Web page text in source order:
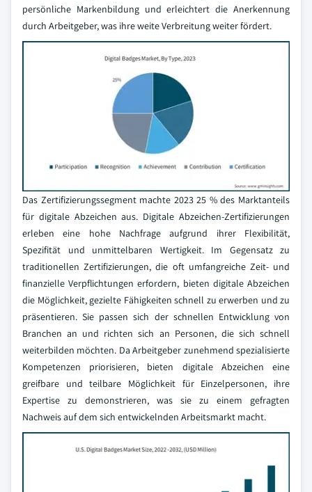
persönliche Markenbildung und erleichtert die Anerkennung
durch Arbeitgeber, was ihre weite Verbreitung weiter fördert.
Das Zertifizierungssegment machte 2023 25 % des Marktanteils
für digitale Abzeichen aus. Digitale Abzeichen-Zertifizierungen
erleben eine hohe Nachfrage aufgrund ihrer Flexibilität,
Spezifität und unmittelbaren Wertigkeit. Im Gegensatz zu
traditionellen Zertifizierungen, die oft umfangreiche Zeit- und
finanzielle Verpflichtungen erfordern, bieten digitale Abzeichen
die Möglichkeit, gezielte Fähigkeiten schnell zu erwerben und zu
präsentieren. Sie passen sich der schnellen Entwicklung von
Branchen an und richten sich an Personen, die sich schnell
weiterbilden möchten. Da Arbeitgeber zunehmend spezialisierte
Kompetenzen priorisieren, bieten digitale Abzeichen eine
greifbare und teilbare Möglichkeit für Einzelpersonen, ihre
Expertise zu demonstrieren, was sie zu einem gefragten
Nachweis auf dem sich entwickelnden Arbeitsmarkt macht.